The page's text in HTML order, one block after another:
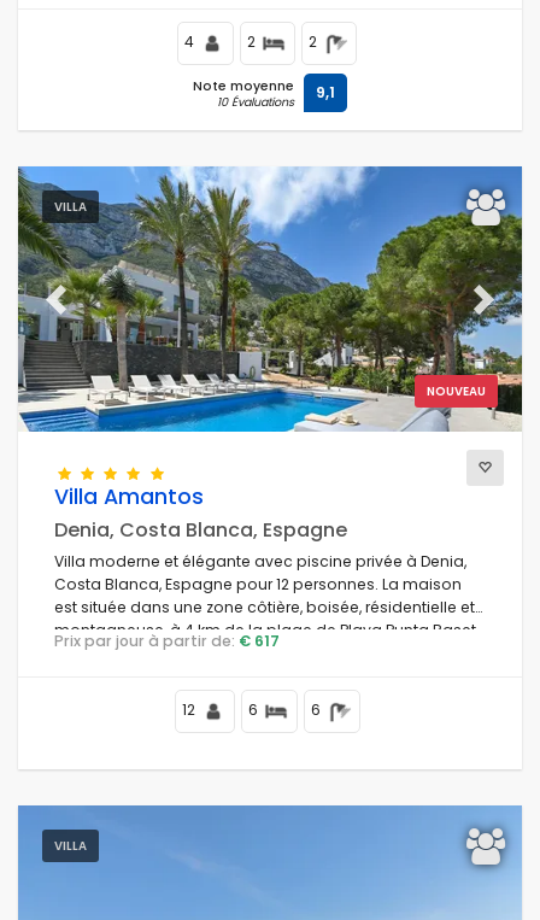
4 2 2
Note moyenne
10 Évaluations 9,1
VILLA
NOUVEAU
Previous Next
Villa Amantos
Denia, Costa Blanca, Espagne
Villa moderne et élégante avec piscine privée à Denia,
Costa Blanca, Espagne pour 12 personnes. La maison
est située dans une zone côtière, boisée, résidentielle et
montagneuse, à 4 km de la plage de Playa Punta Raset.
Prix par jour à partir de: € 617
12 6 6
VILLA